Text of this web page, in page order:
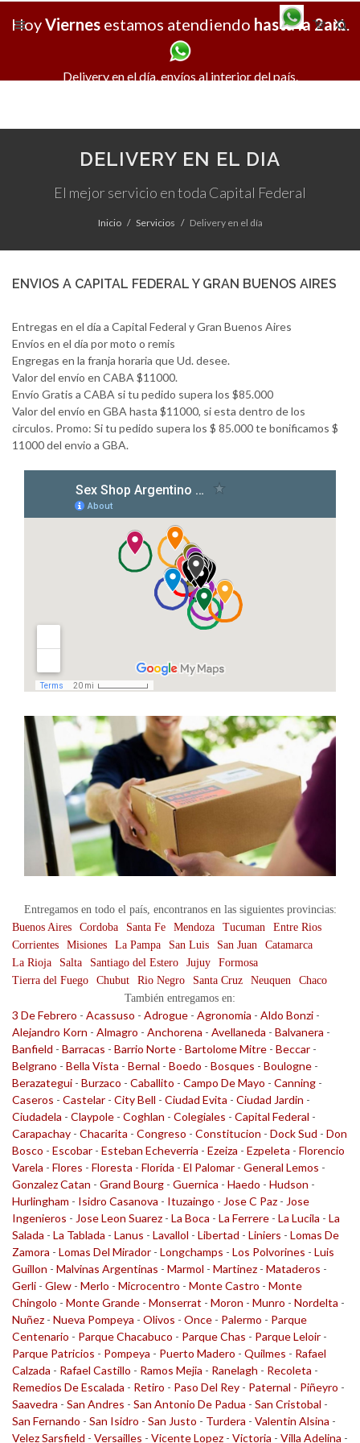
X
HoyViernesestamos atendiendo hasta la 2am.
Delivery en el día, envíos al interior del país.
DELIVERY EN EL DIA
El mejor servicio en toda Capital Federal
Inicio Servicios Delivery en el día
ENVIOS A CAPITAL FEDERAL Y GRAN BUENOS AIRES
Entregas en el día a Capital Federal y Gran Buenos Aires
Envíos en el día por moto o remis
Engregas en la franja horaria que Ud. desee.
Valor del envío en CABA $11000.
Envío Gratis a CABA si tu pedido supera los $85.000
Valor del envío en GBA hasta $11000, si esta dentro de los
circulos. Promo: Si tu pedido supera los $ 85.000 te bonificamos $
11000 del envio a GBA.
Entregamos en todo el país, encontranos en las siguientes provincias:
Buenos Aires
Cordoba Santa Fe Mendoza Tucuman
Entre Rios
Corrientes
Misiones La Pampa San Luis San Juan
Catamarca
La Rioja
Salta Santiago del Estero Jujuy
Formosa
Tierra del Fuego
Chubut Rio Negro Santa Cruz Neuquen
Chaco
También entregamos en:
3 De Febrero - Acassuso - Adrogue - Agronomia - Aldo Bonzi -
Alejandro Korn - Almagro - Anchorena - Avellaneda - Balvanera -
Banfield - Barracas - Barrio Norte - Bartolome Mitre - Beccar -
Belgrano - Bella Vista - Bernal - Boedo - Bosques - Boulogne -
Berazategui - Burzaco - Caballito - Campo De Mayo - Canning -
Caseros - Castelar - City Bell - Ciudad Evita - Ciudad Jardin -
Ciudadela - Claypole - Coghlan - Colegiales - Capital Federal -
Carapachay - Chacarita - Congreso - Constitucion - Dock Sud - Don
Bosco - Escobar - Esteban Echeverria - Ezeiza - Ezpeleta - Florencio
Varela - Flores - Floresta - Florida - El Palomar - General Lemos -
Gonzalez Catan - Grand Bourg - Guernica - Haedo - Hudson -
Hurlingham - Isidro Casanova - Ituzaingo - Jose C Paz - Jose
Ingenieros - Jose Leon Suarez - La Boca - La Ferrere - La Lucila - La
Salada - La Tablada - Lanus - Lavallol - Libertad - Liniers - Lomas De
Zamora - Lomas Del Mirador - Longchamps - Los Polvorines - Luis
Guillon - Malvinas Argentinas - Marmol - Martinez - Mataderos -
Gerli - Glew - Merlo - Microcentro - Monte Castro - Monte
Chingolo - Monte Grande - Monserrat - Moron - Munro - Nordelta -
Nuñez - Nueva Pompeya - Olivos - Once - Palermo - Parque
Centenario - Parque Chacabuco - Parque Chas - Parque Leloir -
Parque Patricios - Pompeya - Puerto Madero - Quilmes - Rafael
Calzada - Rafael Castillo - Ramos Mejia - Ranelagh - Recoleta -
Remedios De Escalada - Retiro - Paso Del Rey - Paternal - Piñeyro -
Saavedra - San Andres - San Antonio De Padua - San Cristobal -
San Fernando - San Isidro - San Justo - Turdera - Valentin Alsina -
Velez Sarsfield - Versailles - Vicente Lopez - Victoria - Villa Adelina -